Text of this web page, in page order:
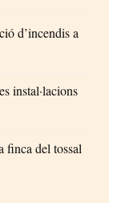
d’incendis a
instal·lacions
finca del tossal